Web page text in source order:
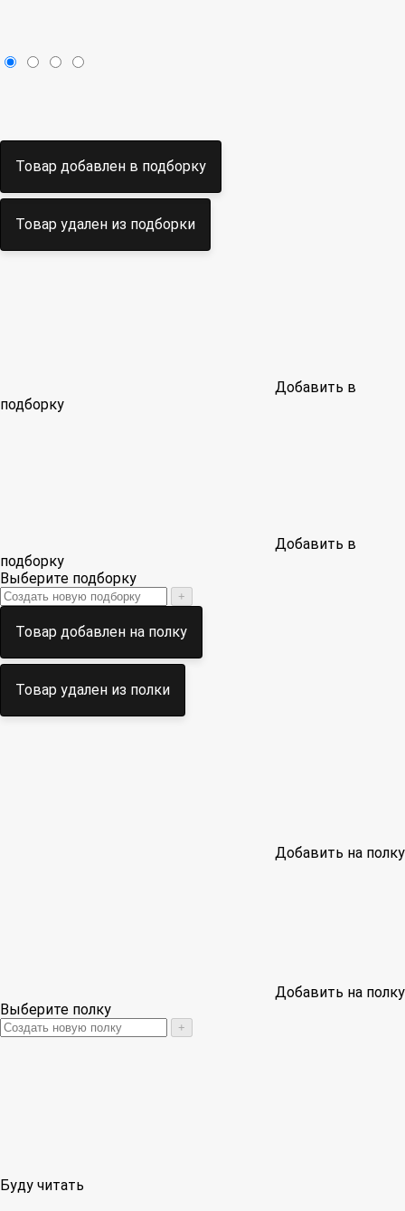
Товар добавлен в подборку
Товар удален из подборки
Добавить в
подборку
Добавить в
подборку
Выберите подборку
+
Товар добавлен на полку
Товар удален из полки
Добавить на полку
Добавить на полку
Выберите полку
+
Буду читать